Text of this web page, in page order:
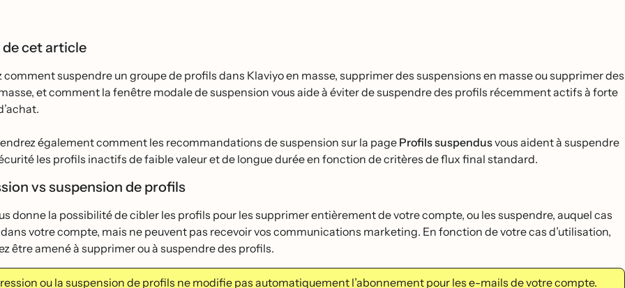
cet article
comment suspendre un groupe de profils dans Klaviyo en masse, supprimer des suspensions en masse ou supprimer des
et comment la fenêtre modale de suspension vous aide à éviter de suspendre des profils récemment actifs à forte
également comment les recommandations de suspension sur la pageProfils suspendusvous aident à suspendre
les profils inactifs de faible valeur et de longue durée en fonction de critères de flux final standard.
vs suspension de profils
donne la possibilité de cibler les profils pour les supprimer entièrement de votre compte, ou les suspendre, auquel cas
votre compte, mais ne peuvent pas recevoir vos communications marketing. En fonction de votre cas d’utilisation,
être amené à supprimer ou à suspendre des profils.
ou la suspension de profils ne modifie pas automatiquement l’abonnement pour les e-mails de votre compte.